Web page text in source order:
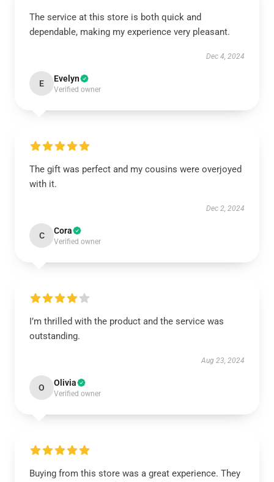
The service at this store is both quick and
dependable, making my experience very pleasant.
Dec 4, 2024
E Evelyn
Verified owner
The gift was perfect and my cousins were overjoyed
with it.
Dec 2, 2024
C Cora
Verified owner
I’m thrilled with the product and the service was
outstanding.
Aug 23, 2024
O Olivia
Verified owner
Buying from this store was a great experience. They